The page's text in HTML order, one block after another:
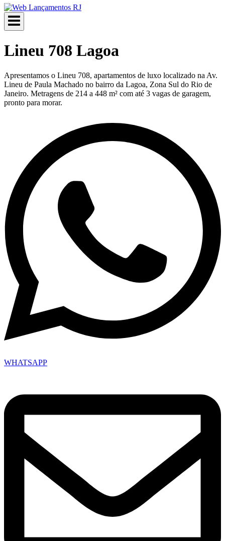
Lineu 708 Lagoa
Apresentamos o Lineu 708, apartamentos de luxo localizado na Av.
Lineu de Paula Machado no bairro da Lagoa, Zona Sul do Rio de
Janeiro. Metragens de 214 a 448 m² com até 3 vagas de garagem,
pronto para morar.
WHATSAPP